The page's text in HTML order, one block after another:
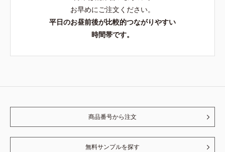
お早めにご注文ください。
平日のお昼前後が比較的つながりやすい
時間帯です。
商品番号から注文
無料サンプルを探す